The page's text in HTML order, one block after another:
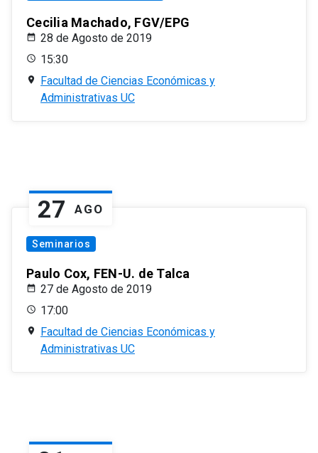
Cecilia Machado, FGV/EPG
28 de Agosto de 2019
15:30
Facultad de Ciencias Económicas y
Administrativas UC
27 AGO
Seminarios
Paulo Cox, FEN-U. de Talca
27 de Agosto de 2019
17:00
Facultad de Ciencias Económicas y
Administrativas UC